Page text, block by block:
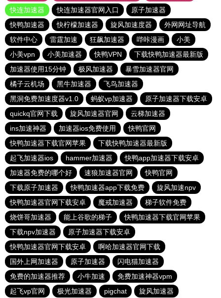
快连加速器
快连加速器官网入口
原子加速器
快鸭加速器
快柠檬加速器 旋风加速度器
外网网址导航
软件中心
雷霆加速 狂飙加速器 哔咔漫画
小美
小美vpn
小美加速器 快鸭VPN
下载快鸭加速器最新版
加速器使用15分钟
极风加速器
暴雪加速器官网
橘子云机场
黑牛加速器
飞鸟加速器
黑洞免费加速度器v1.0
蚂蚁vp加速器
原子加速器下载安卓
quickq官网下载
旋风加速器官网
云梯加速器
ins加速神器
加速器ios免费使用
快鸭官网
快鸭加速器下载官网苹果
下载快鸭加速器最新版
起飞加速器ios
hammer加速器
快鸭app加速器下载安卓
加速器免费的哪个好
速狼加速器官网
快鸭官网
下载原子加速器
快鸭加速器app下载免费
旋风加速npv
快鸭加速器官网下载安卓
魔戒加速器
梯子软件免费
烧饼哥加速器
能上谷歌的梯子
快鸭加速器下载官网苹果
下载npv加速器
原子加速器下载安卓
快鸭加速器官网下载安卓
啊哈加速器官网下载
国外上网加速器
原子加速器
闪电猫加速器
免费的加速器推荐
小牛加速
免费加速神器vpm
起飞vp官网
极光加速器 pigchat 旋风加速器